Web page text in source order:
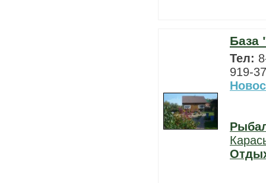
База
Тел:
919-